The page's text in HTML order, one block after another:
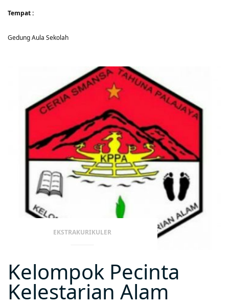
Tempat :
Gedung Aula Sekolah
EKSTRAKURIKULER
Kelompok Pecinta
Kelestarian Alam